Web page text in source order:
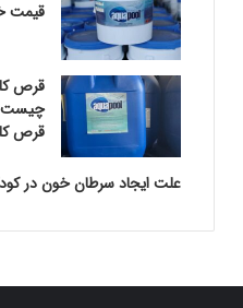
قیمت
قرص
چیست
قرص
علت ایجاد سرطان خون در